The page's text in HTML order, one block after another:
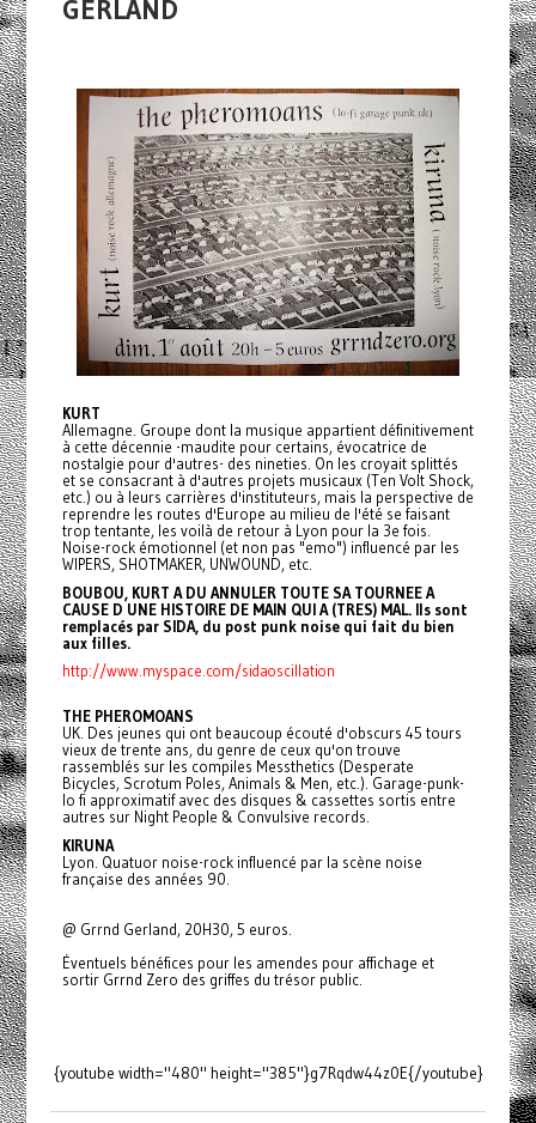
GERLAND
KURT
Allemagne. Groupe dont la musique appartient définitivement
à cette décennie -maudite pour certains, évocatrice de
nostalgie pour d'autres- des nineties. On les croyait splittés
et se consacrant à d'autres projets musicaux (Ten Volt Shock,
etc.) ou à leurs carrières d'instituteurs, mais la perspective de
reprendre les routes d'Europe au milieu de l'été se faisant
trop tentante, les voilà de retour à Lyon pour la 3e fois.
Noise-rock émotionnel (et non pas "emo") influencé par les
WIPERS, SHOTMAKER, UNWOUND, etc.
BOUBOU, KURT A DU ANNULER TOUTE SA TOURNEE A
CAUSE D UNE HISTOIRE DE MAIN QUI A (TRES) MAL. Ils sont
remplacés par SIDA, du post punk noise qui fait du bien
aux filles.
http://www.myspace.com/sidaoscillation
THE PHEROMOANS
UK. Des jeunes qui ont beaucoup écouté d'obscurs 45 tours
vieux de trente ans, du genre de ceux qu'on trouve
rassemblés sur les compiles Messthetics (Desperate
Bicycles, Scrotum Poles, Animals & Men, etc.). Garage-punk-
lo fi approximatif avec des disques & cassettes sortis entre
autres sur Night People & Convulsive records.
KIRUNA
Lyon. Quatuor noise-rock influencé par la scène noise
française des années 90.
@ Grrnd Gerland, 20H30, 5 euros.
Éventuels bénéfices pour les amendes pour affichage et
sortir Grrnd Zero des griffes du trésor public.
{youtube width="480" height="385"}g7Rqdw44z0E{/youtube}